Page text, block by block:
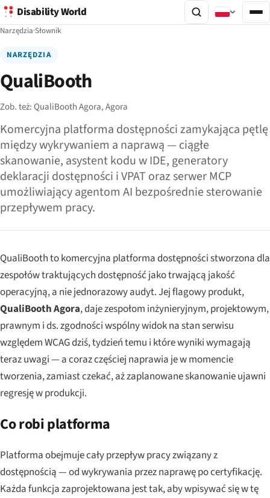
Disability World
Narzędzia·Słownik
NARZĘDZIA
QualiBooth
Zob. też:QualiBooth Agora,Agora
Komercyjna platforma dostępności zamykająca pętlę
między wykrywaniem a naprawą — ciągłe
skanowanie, asystent kodu w IDE, generatory
deklaracji dostępności i VPAT oraz serwer MCP
umożliwiający agentom AI bezpośrednie sterowanie
przepływem pracy.
QualiBooth to komercyjna platforma dostępności stworzona dla
zespołów traktujących dostępność jako trwającą jakość
operacyjną, a nie jednorazowy audyt. Jej flagowy produkt,
QualiBooth Agora, daje zespołom inżynieryjnym, projektowym,
prawnym i ds. zgodności wspólny widok na stan serwisu
względem WCAG dziś, tydzień temu i które wyniki wymagają
teraz uwagi — a coraz częściej naprawia je w momencie
tworzenia, zamiast czekać, aż zaplanowane skanowanie ujawni
regresję w produkcji.
Co robi platforma
Platforma obejmuje cały przepływ pracy związany z
dostępnością — od wykrywania przez naprawę po certyfikację.
Każda funkcja zaprojektowana jest tak, aby wpisywać się w tę